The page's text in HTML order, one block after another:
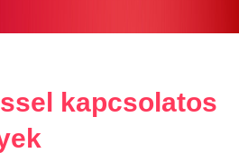
kapcsolatos